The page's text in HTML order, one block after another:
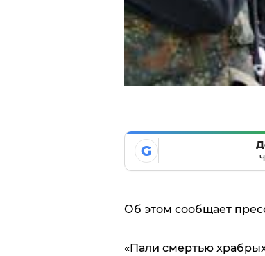
G
Об этом сообщает
«Пали смертью